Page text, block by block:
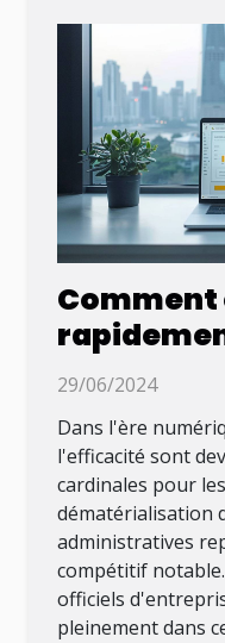
document
29/06/2024
Dans l'ère
l'efficacité sont
cardinales pour
dématérialisation
administratives
compétitif
officiels
pleinement dans